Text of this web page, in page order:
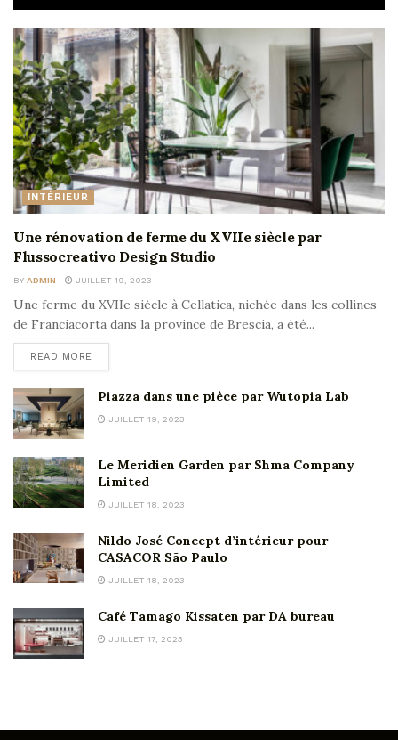
INTÉRIEUR
Une rénovation de ferme du XVIIe siècle par
Flussocreativo Design Studio
BY ADMIN JUILLET 19, 2023
Une ferme du XVIIe siècle à Cellatica, nichée dans les collines
de Franciacorta dans la province de Brescia, a été...
READ MORE
Piazza dans une pièce par Wutopia Lab
JUILLET 19, 2023
Le Meridien Garden par Shma Company
Limited
JUILLET 18, 2023
Nildo José Concept d’intérieur pour
CASACOR São Paulo
JUILLET 18, 2023
Café Tamago Kissaten par DA bureau
JUILLET 17, 2023